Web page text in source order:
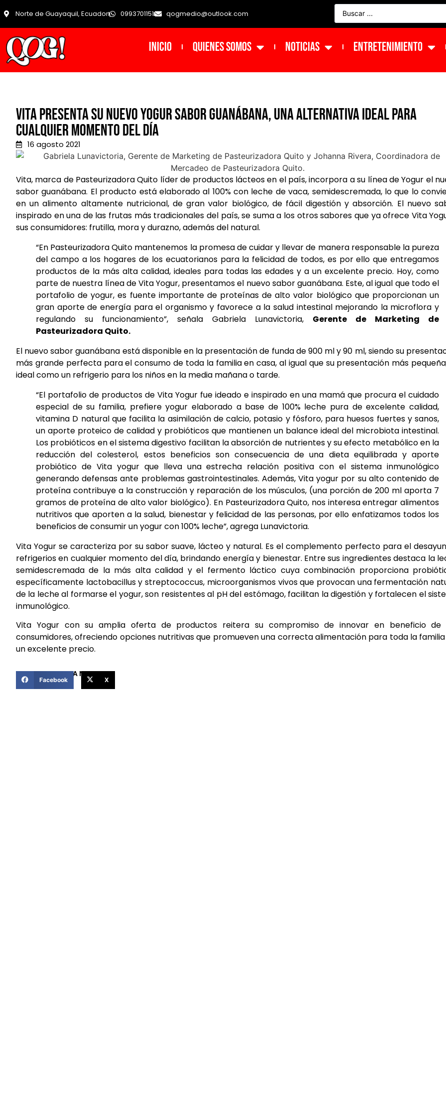
Norte de Guayaquil, Ecuador 0993701151 qogmedio@outlook.com
INICIO Quienes Somos NOTICIAS ENTRETENIMIENTO
Vita presenta su nuevo Yogur sabor Guanábana, una alternativa ideal para
cualquier momento del día
16 agosto 2021
Vita, marca de Pasteurizadora Quito líder de productos lácteos en el país, incorpora a su línea de Yogur el
sabor guanábana. El producto está elaborado al 100% con leche de vaca, semidescremada, lo que lo
en un alimento altamente nutricional, de gran valor biológico, de fácil digestión y absorción. El nuevo
inspirado en una de las frutas más tradicionales del país, se suma a los otros sabores que ya ofrece Vita
sus consumidores: frutilla, mora y durazno, además del natural.
“En Pasteurizadora Quito mantenemos la promesa de cuidar y llevar de manera responsable la pureza
del campo a los hogares de los ecuatorianos para la felicidad de todos, es por ello que entregamos
productos de la más alta calidad, ideales para todas las edades y a un excelente precio. Hoy, como
parte de nuestra línea de Vita Yogur, presentamos el nuevo sabor guanábana. Este, al igual que todo el
portafolio de yogur, es fuente importante de proteínas de alto valor biológico que proporcionan un
gran aporte de energía para el organismo y favorece a la salud intestinal mejorando la microflora y
regulando su funcionamiento”, señala Gabriela Lunavictoria, Gerente de Marketing de
Pasteurizadora Quito.
El nuevo sabor guanábana está disponible en la presentación de funda de 900 ml y 90 ml, siendo su
más grande perfecta para el consumo de toda la familia en casa, al igual que su presentación más
ideal como un refrigerio para los niños en la media mañana o tarde.
“El portafolio de productos de Vita Yogur fue ideado e inspirado en una mamá que procura el cuidado
especial de su familia, prefiere yogur elaborado a base de 100% leche pura de excelente calidad,
vitamina D natural que facilita la asimilación de calcio, potasio y fósforo, para huesos fuertes y sanos,
un aporte proteico de calidad y probióticos que mantienen un balance ideal del microbiota intestinal.
Los probióticos en el sistema digestivo facilitan la absorción de nutrientes y su efecto metabólico en la
reducción del colesterol, estos beneficios son consecuencia de una dieta equilibrada y aporte
probiótico de Vita yogur que lleva una estrecha relación positiva con el sistema inmunológico
generando defensas ante problemas gastrointestinales. Además, Vita yogur por su alto contenido de
proteína contribuye a la construcción y reparación de los músculos, (una porción de 200 ml aporta 7
gramos de proteína de alto valor biológico). En Pasteurizadora Quito, nos interesa entregar alimentos
nutritivos que aporten a la salud, bienestar y felicidad de las personas, por ello enfatizamos todos los
beneficios de consumir un yogur con 100% leche”, agrega Lunavictoria.
Vita Yogur se caracteriza por su sabor suave, lácteo y natural. Es el complemento perfecto para el
refrigerios en cualquier momento del día, brindando energía y bienestar. Entre sus ingredientes destaca la
semidescremada de la más alta calidad y el fermento láctico cuya combinación proporciona
específicamente lactobacillus y streptococcus, microorganismos vivos que provocan una fermentación
de la leche al formarse el yogur, son resistentes al pH del estómago, facilitan la digestión y fortalecen el
inmunológico.
Vita Yogur con su amplia oferta de productos reitera su compromiso de innovar en beneficio de
consumidores, ofreciendo opciones nutritivas que promueven una correcta alimentación para toda la
un excelente precio.
COMPARTIR ESTA NOTICIA
Facebook X